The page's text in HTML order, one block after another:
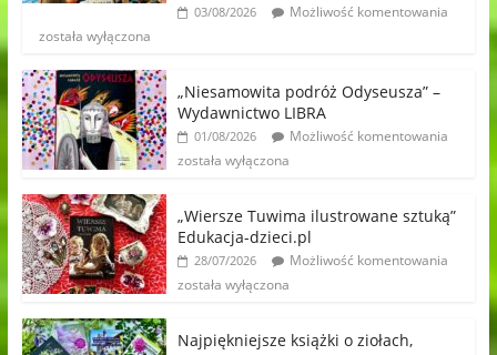
03/08/2026
Możliwość komentowania
została wyłączona
„Niesamowita podróż Odyseusza” –
Wydawnictwo LIBRA
01/08/2026
Możliwość komentowania
została wyłączona
„Wiersze Tuwima ilustrowane sztuką”
Edukacja-dzieci.pl
28/07/2026
Możliwość komentowania
została wyłączona
Najpiękniejsze książki o ziołach,